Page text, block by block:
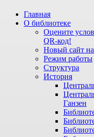
Перейти
содержимому
Главная
О библиотеке
Оцените
QR-код!
Новый сайт
Режим работы
Структура
История
Ганзен